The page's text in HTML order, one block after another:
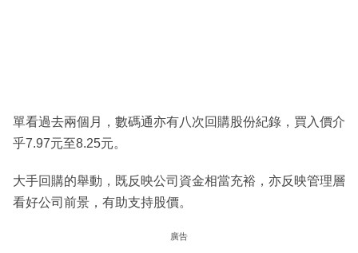
單看過去兩個月，數碼通亦有八次回購股份紀錄，買入價介
乎7.97元至8.25元。
大手回購的舉動，既反映公司資金相當充裕，亦反映管理層
看好公司前景，有助支持股價。
廣告